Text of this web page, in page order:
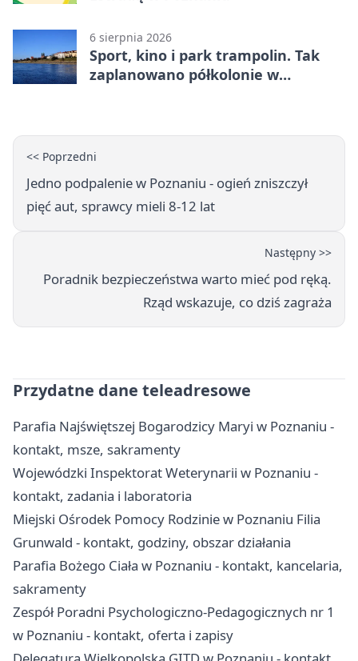
6 sierpnia 2026
Sport, kino i park trampolin. Tak
zaplanowano półkolonie w
<< Poprzedni
Jedno podpalenie w Poznaniu - ogień zniszczył
pięć aut, sprawcy mieli 8-12 lat
Następny >>
Poradnik bezpieczeństwa warto mieć pod ręką.
Rząd wskazuje, co dziś zagraża
Przydatne dane teleadresowe
Parafia Najświętszej Bogarodzicy Maryi w Poznaniu -
kontakt, msze, sakramenty
Wojewódzki Inspektorat Weterynarii w Poznaniu -
kontakt, zadania i laboratoria
Miejski Ośrodek Pomocy Rodzinie w Poznaniu Filia
Grunwald - kontakt, godziny, obszar działania
Parafia Bożego Ciała w Poznaniu - kontakt, kancelaria,
sakramenty
Zespół Poradni Psychologiczno-Pedagogicznych nr 1
w Poznaniu - kontakt, oferta i zapisy